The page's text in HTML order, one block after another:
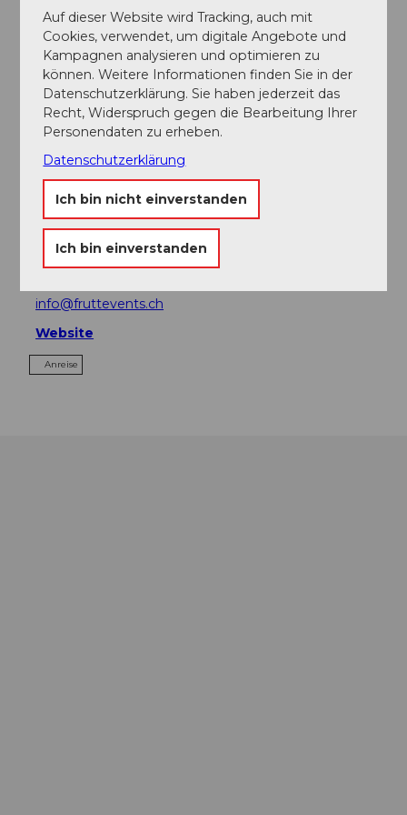
Anzahl Teilnehmer (minimal): 1
Anzahl Teilnehmer (maximal): 5
Ansprechpartner:in
Frutt Events
Kontaktdaten
Frutt
6068Melchsee-Frutt
info@fruttevents.ch
Website
Anreise
Auf dieser Website wird Tracking, auch mit
Cookies, verwendet, um digitale Angebote und
Kampagnen analysieren und optimieren zu
können. Weitere Informationen finden Sie in der
Datenschutzerklärung. Sie haben jederzeit das
Recht, Widerspruch gegen die Bearbeitung Ihrer
Personendaten zu erheben.
Datenschutzerklärung
Ich bin nicht einverstanden
Ich bin einverstanden